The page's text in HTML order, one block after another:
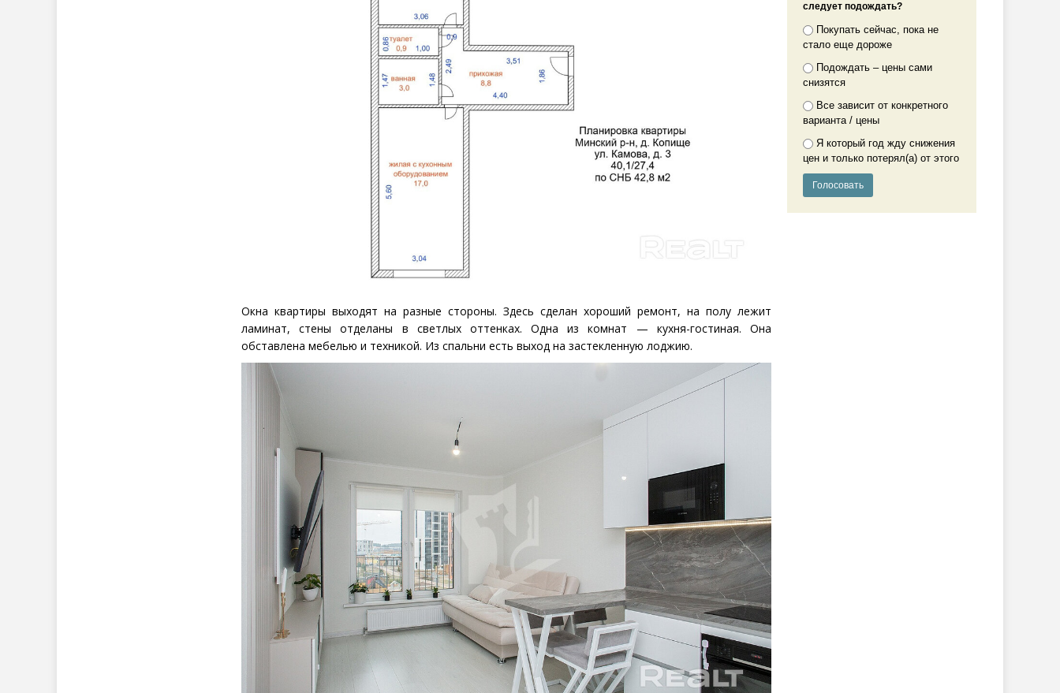
Окна квартиры выходят на разные стороны. Здесь сделан хороший ремонт, на полу лежит
ламинат, стены отделаны в светлых оттенках. Одна из комнат — кухня-гостиная. Она
обставлена мебелью и техникой. Из спальни есть выход на застекленную лоджию.
следует подождать?
Покупать сейчас, пока не
стало еще дороже
Подождать – цены сами
снизятся
Все зависит от конкретного
варианта / цены
Я который год жду снижения
цен и только потерял(а) от этого